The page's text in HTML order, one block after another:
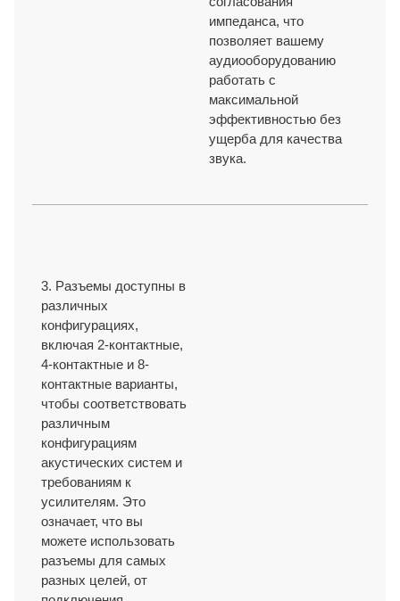
импеданса, что
позволяет вашему
аудиооборудованию
работать с
максимальной
эффективностью без
ущерба для качества
звука.
3. Разъемы доступны в
различных
конфигурациях,
включая 2-контактные,
4-контактные и 8-
контактные варианты,
чтобы соответствовать
различным
конфигурациям
акустических систем и
требованиям к
усилителям. Это
означает, что вы
можете использовать
разъемы для самых
разных целей, от